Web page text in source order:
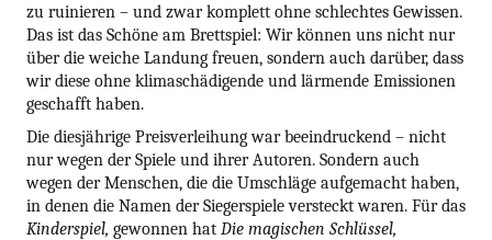
zu ruinieren – und zwar komplett ohne schlechtes Gewissen.
Das ist das Schöne am Brettspiel: Wir können uns nicht nur
über die weiche Landung freuen, sondern auch darüber, dass
wir diese ohne klimaschädigende und lärmende Emissionen
geschafft haben.
Die diesjährige Preisverleihung war beeindruckend – nicht
nur wegen der Spiele und ihrer Autoren. Sondern auch
wegen der Menschen, die die Umschläge aufgemacht haben,
in denen die Namen der Siegerspiele versteckt waren. Für das
Kinderspiel, gewonnen hat Die magischen Schlüssel,